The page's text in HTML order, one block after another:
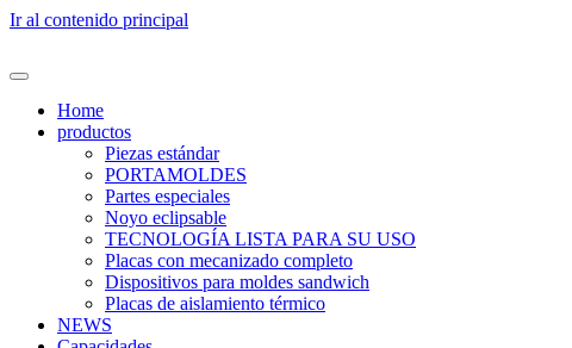
Ir al contenido principal
Home
productos
Piezas estándar
PORTAMOLDES
Partes especiales
Noyo eclipsable
TECNOLOGÍA LISTA PARA SU USO
Placas con mecanizado completo
Dispositivos para moldes sandwich
Placas de aislamiento térmico
NEWS